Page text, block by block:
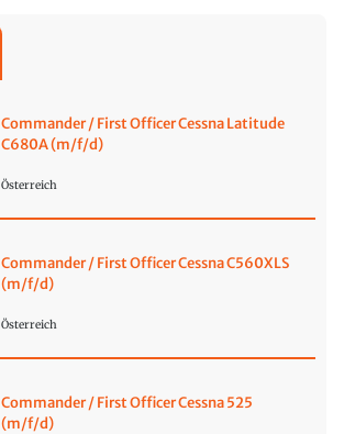
Commander / First Officer Cessna Latitude
C680A (m/f/d)
Österreich
Commander / First Officer Cessna C560XLS
(m/f/d)
Österreich
Commander / First Officer Cessna 525
(m/f/d)